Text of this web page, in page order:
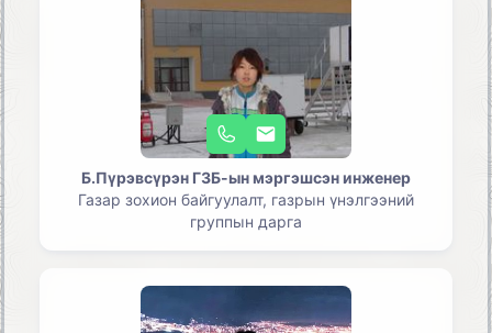
Б.Пүрэвсүрэн ГЗБ-ын мэргэшсэн инженер
Газар зохион байгуулалт, газрын үнэлгээний
группын дарга